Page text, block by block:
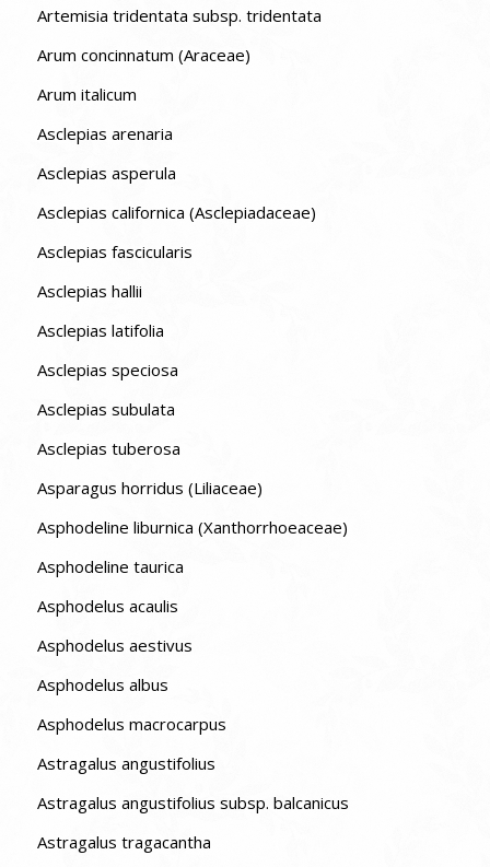
Artemisia tridentata subsp. tridentata
Arum concinnatum (Araceae)
Arum italicum
Asclepias arenaria
Asclepias asperula
Asclepias californica (Asclepiadaceae)
Asclepias fascicularis
Asclepias hallii
Asclepias latifolia
Asclepias speciosa
Asclepias subulata
Asclepias tuberosa
Asparagus horridus (Liliaceae)
Asphodeline liburnica (Xanthorrhoeaceae)
Asphodeline taurica
Asphodelus acaulis
Asphodelus aestivus
Asphodelus albus
Asphodelus macrocarpus
Astragalus angustifolius
Astragalus angustifolius subsp. balcanicus
Astragalus tragacantha